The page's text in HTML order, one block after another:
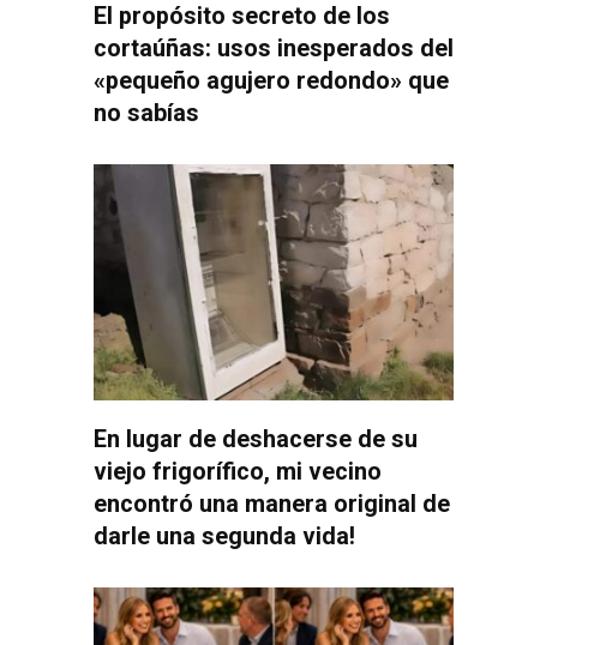
El propósito secreto de los
cortaúñas: usos inesperados del
«pequeño agujero redondo» que
no sabías
En lugar de deshacerse de su
viejo frigorífico, mi vecino
encontró una manera original de
darle una segunda vida!